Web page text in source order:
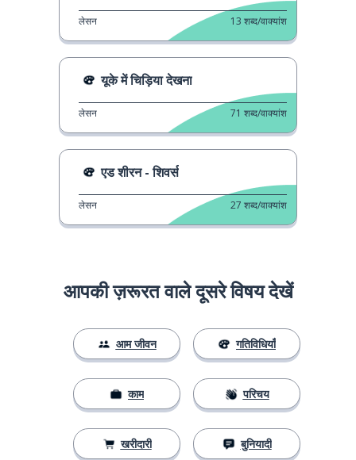
लेसन 13 शब्द/वाक्यांश
यूके में चिड़िया देखना
लेसन 71 शब्द/वाक्यांश
एड शीरन - शिवर्स
लेसन 27 शब्द/वाक्यांश
आपकी ज़रूरत वाले दूसरे विषय देखें
आम जीवन
काम
खरीदारी
गतिविधियाँ
परिचय
बुनियादी